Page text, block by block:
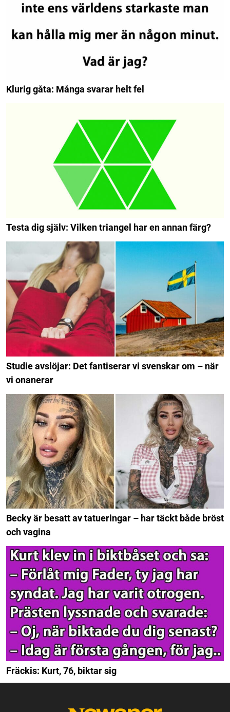
Klurig gåta: Många svarar helt fel
Testa dig själv: Vilken triangel har en annan färg?
Studie avslöjar: Det fantiserar vi svenskar om – när
vi onanerar
Becky är besatt av tatueringar – har täckt både bröst
och vagina
Fräckis: Kurt, 76, biktar sig